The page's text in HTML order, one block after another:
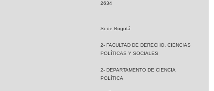
2634
Sede Bogotá
2- FACULTAD DE DERECHO, CIENCIAS
POLÍTICAS Y SOCIALES
2- DEPARTAMENTO DE CIENCIA
POLÍTICA